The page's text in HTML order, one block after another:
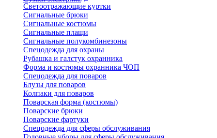
Светоотражающие куртки
Сигнальные брюки
Сигнальные костюмы
Сигнальные плащи
Сигнальные полукомбинезоны
Спецодежда для охраны
Рубашка и галстук охранника
Форма и костюмы охранника ЧОП
Спецодежда для поваров
Блузы для поваров
Колпаки для поваров
Поварская форма (костюмы)
Поварские брюки
Поварские фартуки
Спецодежда для сферы обслуживания